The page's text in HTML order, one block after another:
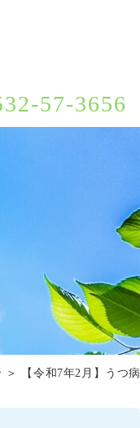
57-3656
＞ 【令和7年2月】うつ病